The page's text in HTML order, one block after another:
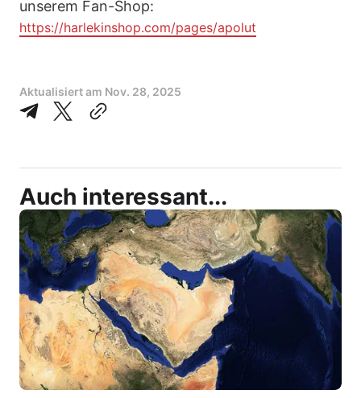
unserem Fan-Shop:
https://harlekinshop.com/pages/apolut
Aktualisiert am Nov. 28, 2025
Auch interessant...